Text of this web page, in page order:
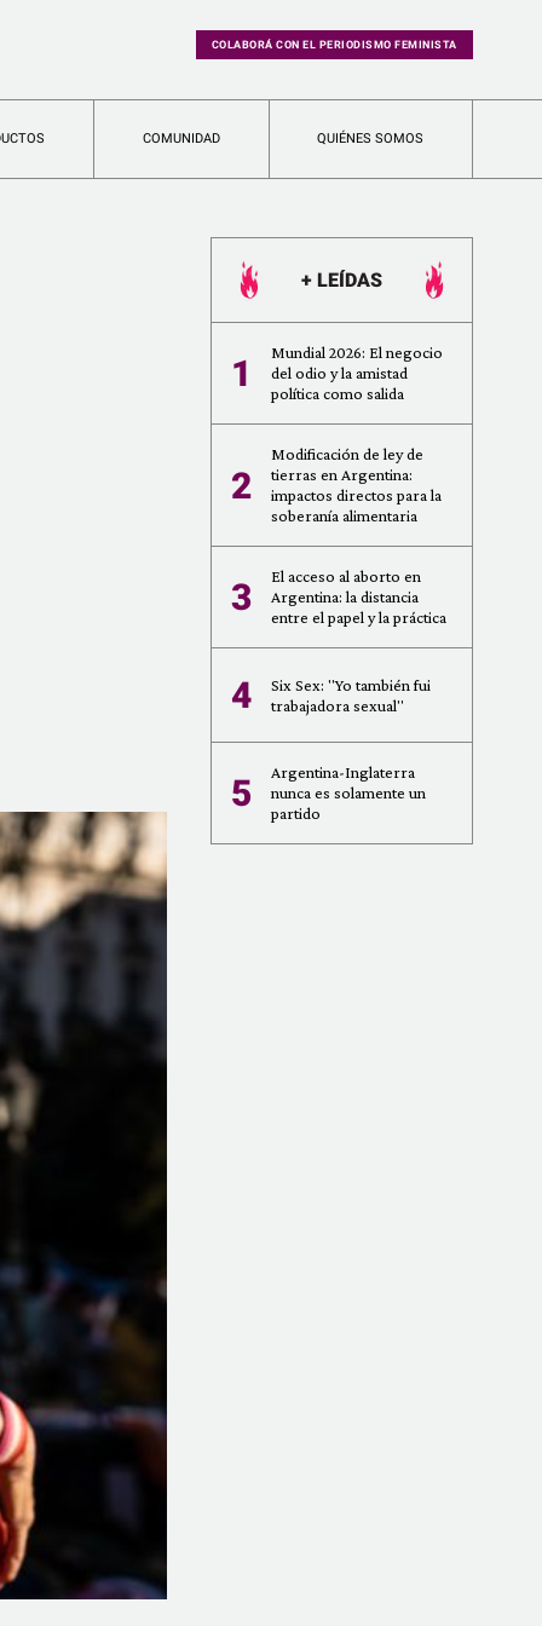
COLABORÁ CON EL PERIODISMO FEMINISTA
COMUNIDAD QUIÉNES SOMOS
+ LEÍDAS
1
Mundial 2026: El negocio
del odio y la amistad
política como salida
2
Modificación de ley de
tierras en Argentina:
impactos directos para la
soberanía alimentaria
3
El acceso al aborto en
Argentina: la distancia
entre el papel y la práctica
4
Six Sex: "Yo también fui
trabajadora sexual"
5
Argentina-Inglaterra
nunca es solamente un
partido